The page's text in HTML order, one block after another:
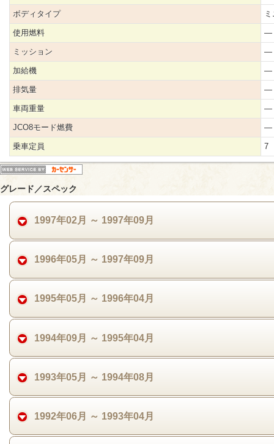
ボディタイプ
使用燃料 ―
ミッション ―
加給機 ―
排気量 ―
車両重量 ―
JCO8モード燃費 ―
乗車定員 7
グレード／スペック
1997年02月 ～ 1997年09月
1996年05月 ～ 1997年09月
1995年05月 ～ 1996年04月
1994年09月 ～ 1995年04月
1993年05月 ～ 1994年08月
1992年06月 ～ 1993年04月